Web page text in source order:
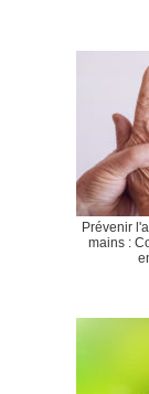
Prévenir
mains :